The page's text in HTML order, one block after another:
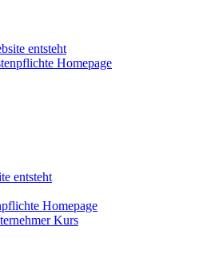
entsteht
Homepage
entsteht
Homepage
Kurs